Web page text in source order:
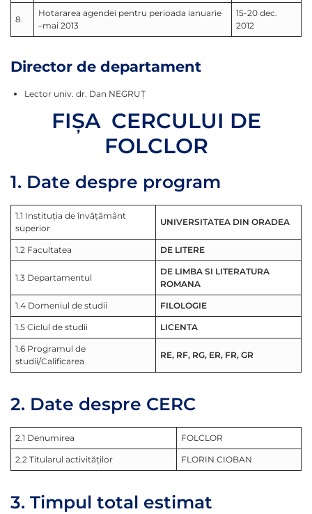
8.
Hotararea agendei pentru perioada ianuarie
–mai 2013
15-20 dec.
2012
Director de departament
Lector univ. dr. Dan NEGRUŢ
FIŞA CERCULUI DE
FOLCLOR
1. Date despre program
1.1 Instituţia de învăţământ
superior
UNIVERSITATEA DIN ORADEA
1.2 Facultatea DE LITERE
1.3 Departamentul
DE LIMBA SI LITERATURA
ROMANA
1.4 Domeniul de studii FILOLOGIE
1.5 Ciclul de studii LICENTA
1.6 Programul de
studii/Calificarea
RE, RF, RG, ER, FR, GR
2. Date despre CERC
2.1 Denumirea FOLCLOR
2.2 Titularul activităţilor FLORIN CIOBAN
3. Timpul total estimat